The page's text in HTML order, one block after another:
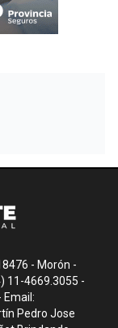
- Morón -
11-4669.3055 -
Email:
Pedro Jose